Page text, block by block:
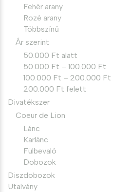
Fehér arany
Rozé arany
Többszínű
Ár szerint
50.000 Ft alatt
50.000 Ft – 100.000 Ft
100.000 Ft – 200.000 Ft
200.000 Ft felett
Divatékszer
Coeur de Lion
Lánc
Karlánc
Fülbevaló
Dobozok
Diszdobozok
Utalvány